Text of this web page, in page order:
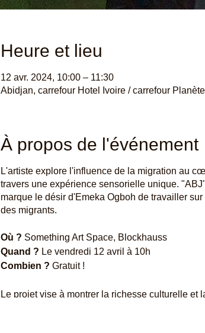
Heure et lieu
12 avr. 2024, 10:00 – 11:30
Abidjan, carrefour Hotel Ivoire / carrefour
À propos de l'événement
L'artiste explore l'influence de la migration au
travers une expérience sensorielle unique.
marque le désir d'Emeka Ogboh de travailler
des migrants.
Où ? Something Art Space, Blockhauss
Quand ? Le vendredi 12 avril à 10h
Combien ? Gratuit !
Le projet vise à montrer la richesse culturelle